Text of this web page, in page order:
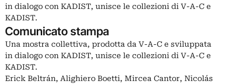
in dialogo con KADIST, unisce le collezioni di V-A-C e
KADIST.
Comunicato stampa
Una mostra collettiva, prodotta da V-A-C e sviluppata
in dialogo con KADIST, unisce le collezioni di V-A-C e
KADIST.
Erick Beltrán, Alighiero Boetti, Mircea Cantor, Nicolás